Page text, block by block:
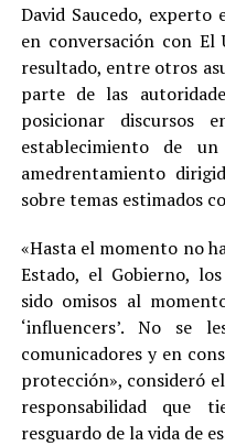
David Saucedo, experto
en conversación con El
resultado, entre otros
parte de las
posicionar
establecimiento de
amedrentamiento
sobre temas estimados
«Hasta el momento no
Estado, el Gobierno,
sido omisos al
‘influencers’. No
comunicadores y en
protección», consideró
responsabilidad que
resguardo de la vida de